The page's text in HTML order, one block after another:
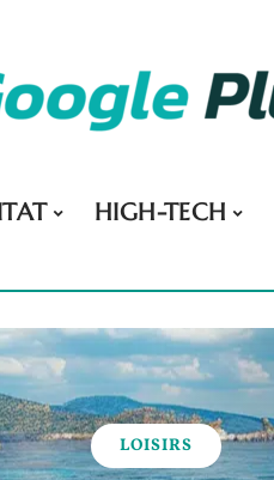
HIGH-TECH
LOISIRS